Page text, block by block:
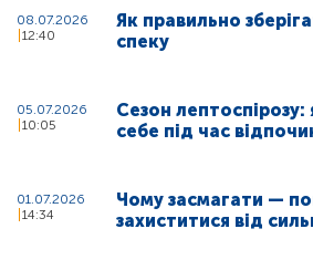
08.07.2026
12:40
Як правильно
спеку
05.07.2026
10:05
Сезон лептоспірозу:
себе під час
01.07.2026
14:34
Чому засмагати —
захиститися від